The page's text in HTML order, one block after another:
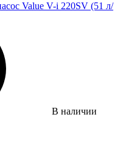
Value V-i 220SV (51 л/
В наличии